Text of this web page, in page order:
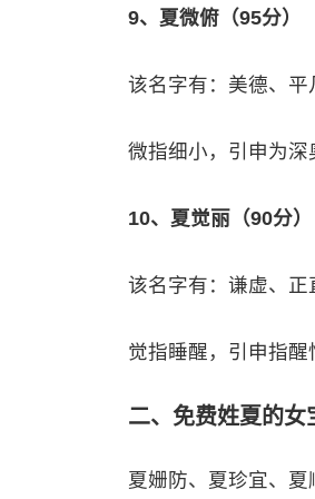
9、夏微俯（95分）
该名字有：美德、
微指细小，引申为深
10、夏觉丽（90分）
该名字有：谦虚、
觉指睡醒，引申指醒
二、免费姓夏的女
夏姗防、夏珍宜、